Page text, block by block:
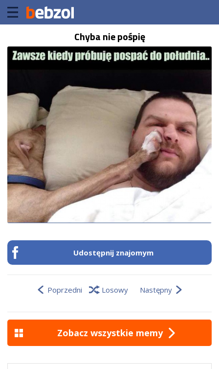
Chyba nie pośpię
Udostępnij znajomym
Poprzedni Losowy Następny
Zobacz wszystkie memy